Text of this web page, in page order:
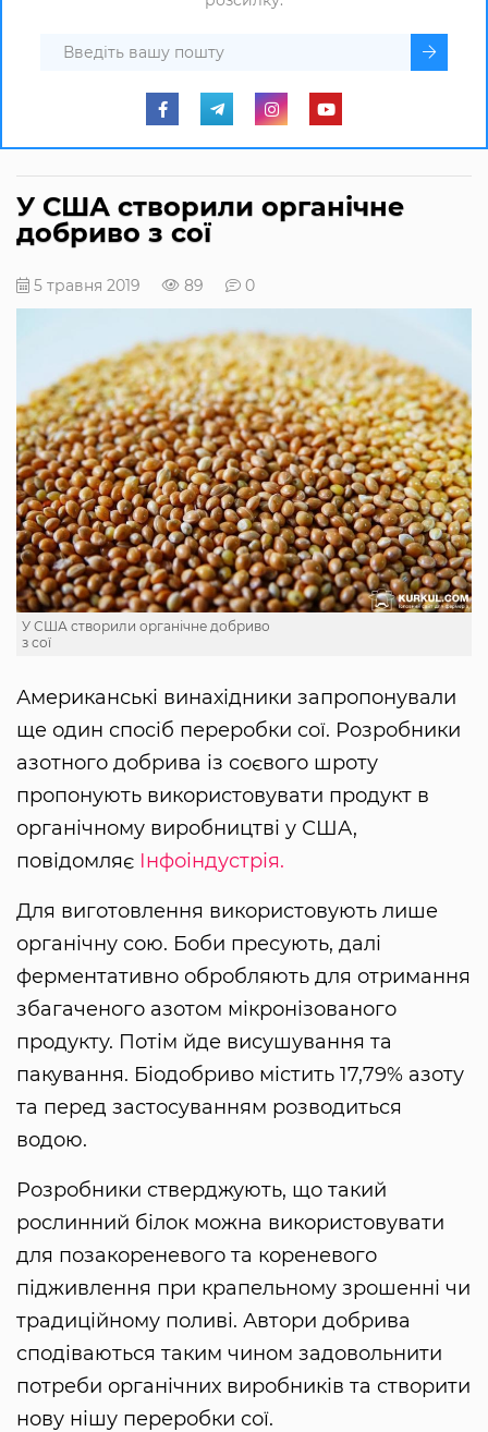
У США створили органічне
добриво з сої
5 травня 2019 89 0
У США створили органічне добриво
з сої
Американські винахідники запропонували
ще один спосіб переробки сої. Розробники
азотного добрива із соєвого шроту
пропонують використовувати продукт в
органічному виробництві у США,
повідомляє Інфоіндустрія.
Для виготовлення використовують лише
органічну сою. Боби пресують, далі
ферментативно обробляють для отримання
збагаченого азотом мікронізованого
продукту. Потім йде висушування та
пакування. Біодобриво містить 17,79% азоту
та перед застосуванням розводиться
водою.
Розробники стверджують, що такий
рослинний білок можна використовувати
для позакореневого та кореневого
підживлення при крапельному зрошенні чи
традиційному поливі. Автори добрива
сподіваються таким чином задовольнити
потреби органічних виробників та створити
нову нішу переробки сої.